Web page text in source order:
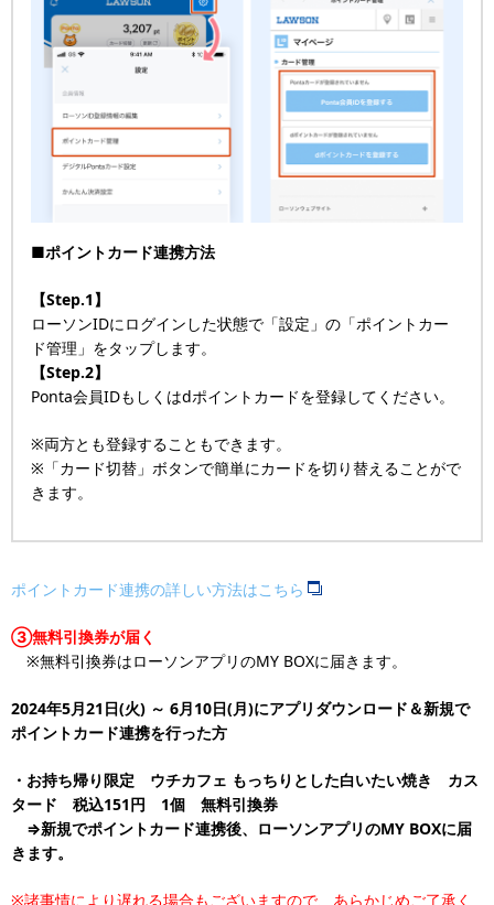
■ポイントカード連携方法
【Step.1】
ローソンIDにログインした状態で「設定」の「ポイントカー
ド管理」をタップします。
【Step.2】
Ponta会員IDもしくはdポイントカードを登録してください。
※両方とも登録することもできます。
※「カード切替」ボタンで簡単にカードを切り替えることがで
きます。
ポイントカード連携の詳しい方法はこちら
③無料引換券が届く
※無料引換券はローソンアプリのMY BOXに届きます。
2024年5月21日(火) ～ 6月10日(月)にアプリダウンロード＆新規で
ポイントカード連携を行った方
・お持ち帰り限定 ウチカフェ もっちりとした白いたい焼き カス
タード 税込151円 1個 無料引換券
⇒新規でポイントカード連携後、ローソンアプリのMY BOXに届
きます。
※諸事情により遅れる場合もございますので、あらかじめご了承く